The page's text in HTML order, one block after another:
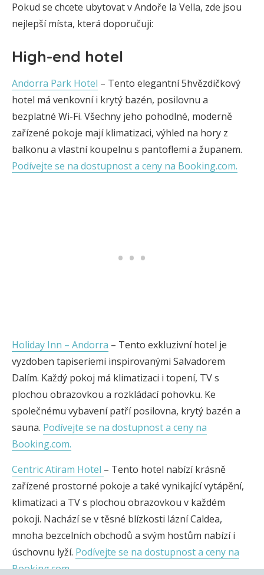
Pokud se chcete ubytovat v Andoře la Vella, zde jsou
nejlepší místa, která doporučuji:
High-end hotel
Andorra Park Hotel – Tento elegantní 5hvězdičkový
hotel má venkovní i krytý bazén, posilovnu a
bezplatné Wi-Fi. Všechny jeho pohodlné, moderně
zařízené pokoje mají klimatizaci, výhled na hory z
balkonu a vlastní koupelnu s pantoflemi a županem.
Podívejte se na dostupnost a ceny na Booking.com.
Holiday Inn – Andorra – Tento exkluzivní hotel je
vyzdoben tapiseriemi inspirovanými Salvadorem
Dalím. Každý pokoj má klimatizaci i topení, TV s
plochou obrazovkou a rozkládací pohovku. Ke
společnému vybavení patří posilovna, krytý bazén a
sauna. Podívejte se na dostupnost a ceny na
Booking.com.
Centric Atiram Hotel – Tento hotel nabízí krásně
zařízené prostorné pokoje a také vynikající vytápění,
klimatizaci a TV s plochou obrazovkou v každém
pokoji. Nachází se v těsné blízkosti lázní Caldea,
mnoha bezcelních obchodů a svým hostům nabízí i
úschovnu lyží. Podívejte se na dostupnost a ceny na
Booking.com.